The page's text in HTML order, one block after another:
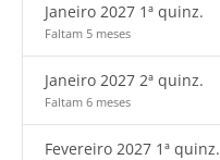
Janeiro 2027 1ª quinz.
Faltam 5 meses
Janeiro 2027 2ª quinz.
Faltam 6 meses
Fevereiro 2027 1ª quinz.